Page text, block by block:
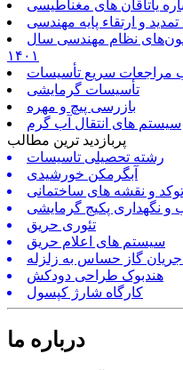
یاتاقان های مغناطیسی
و ارتقاء پایه مهندسی
نظام مهندسی سال
۱۴۰۱
مراجعات سریع تأسیسات
تأسیسات گرمایشی
بازرسی پیچ و مهره
سیستم های انتقال آب گرم
پربازدید ترین مطالب
رشته تحصیلی تاسیسات
آبگرمکن خورشیدی
اتوکد و نقشه های ساختمانی
و نگهداری پکیج گرمایشی
تئوری حریق
سیستم های اعلام حریق
گاز حساس به زلزله
هندبوک طراحی دودکش
کارگاه شارژ کپسول
درباره ما